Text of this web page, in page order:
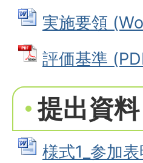
実施要領
評価基準
提出資料
様式1_参加